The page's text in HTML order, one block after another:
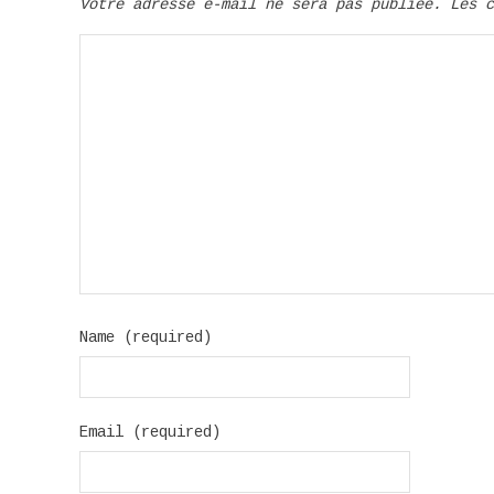
Votre adresse e-mail ne sera pas publiée. Les
Name (required)
Email (required)